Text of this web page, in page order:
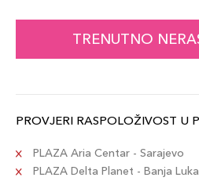
TRENUTNO
PROVJERI RASPOLOŽIVOST U
PLAZA Aria Centar - Sarajevo
PLAZA Delta Planet - Banja Luka